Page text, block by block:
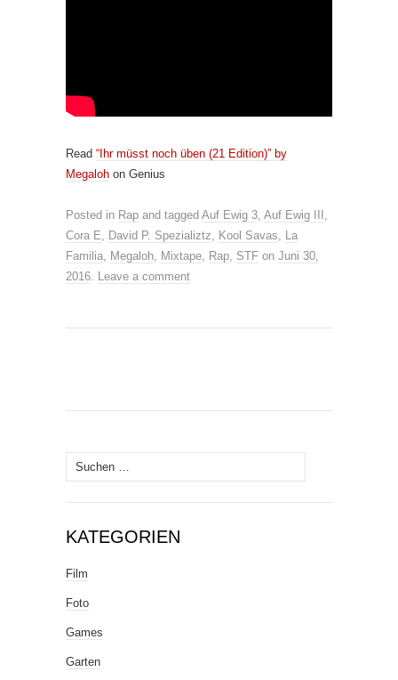
Read “Ihr müsst noch üben (21 Edition)” by
Megaloh on Genius
Posted in Rap and tagged Auf Ewig 3, Auf Ewig III ,
Cora E, David P. Spezializtz, Kool Savas, La
Familia, Megaloh, Mixtape, Rap, STF on Juni 30,
2016. Leave a comment
Suche
nach:
KATEGORIEN
Film
Foto
Games
Garten